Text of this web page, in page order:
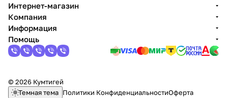
Интернет-магазин
Компания
Информация
Помощь
© 2026 Кумтигей
Темная тема Политики КонфиденциальностиОферта